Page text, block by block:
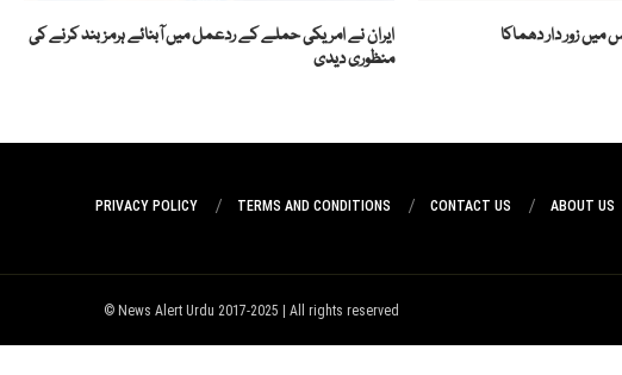
میں زور دار دھماکا
ایران نے امریکی حملے کے ردعمل میں آبنائے ہرمز بند کرنے کی
منظوری دیدی
ABOUT US
CONTACT US
TERMS AND CONDITIONS
PRIVACY POLICY
News Alert Urdu 2017-2025 | All rights reserved ©